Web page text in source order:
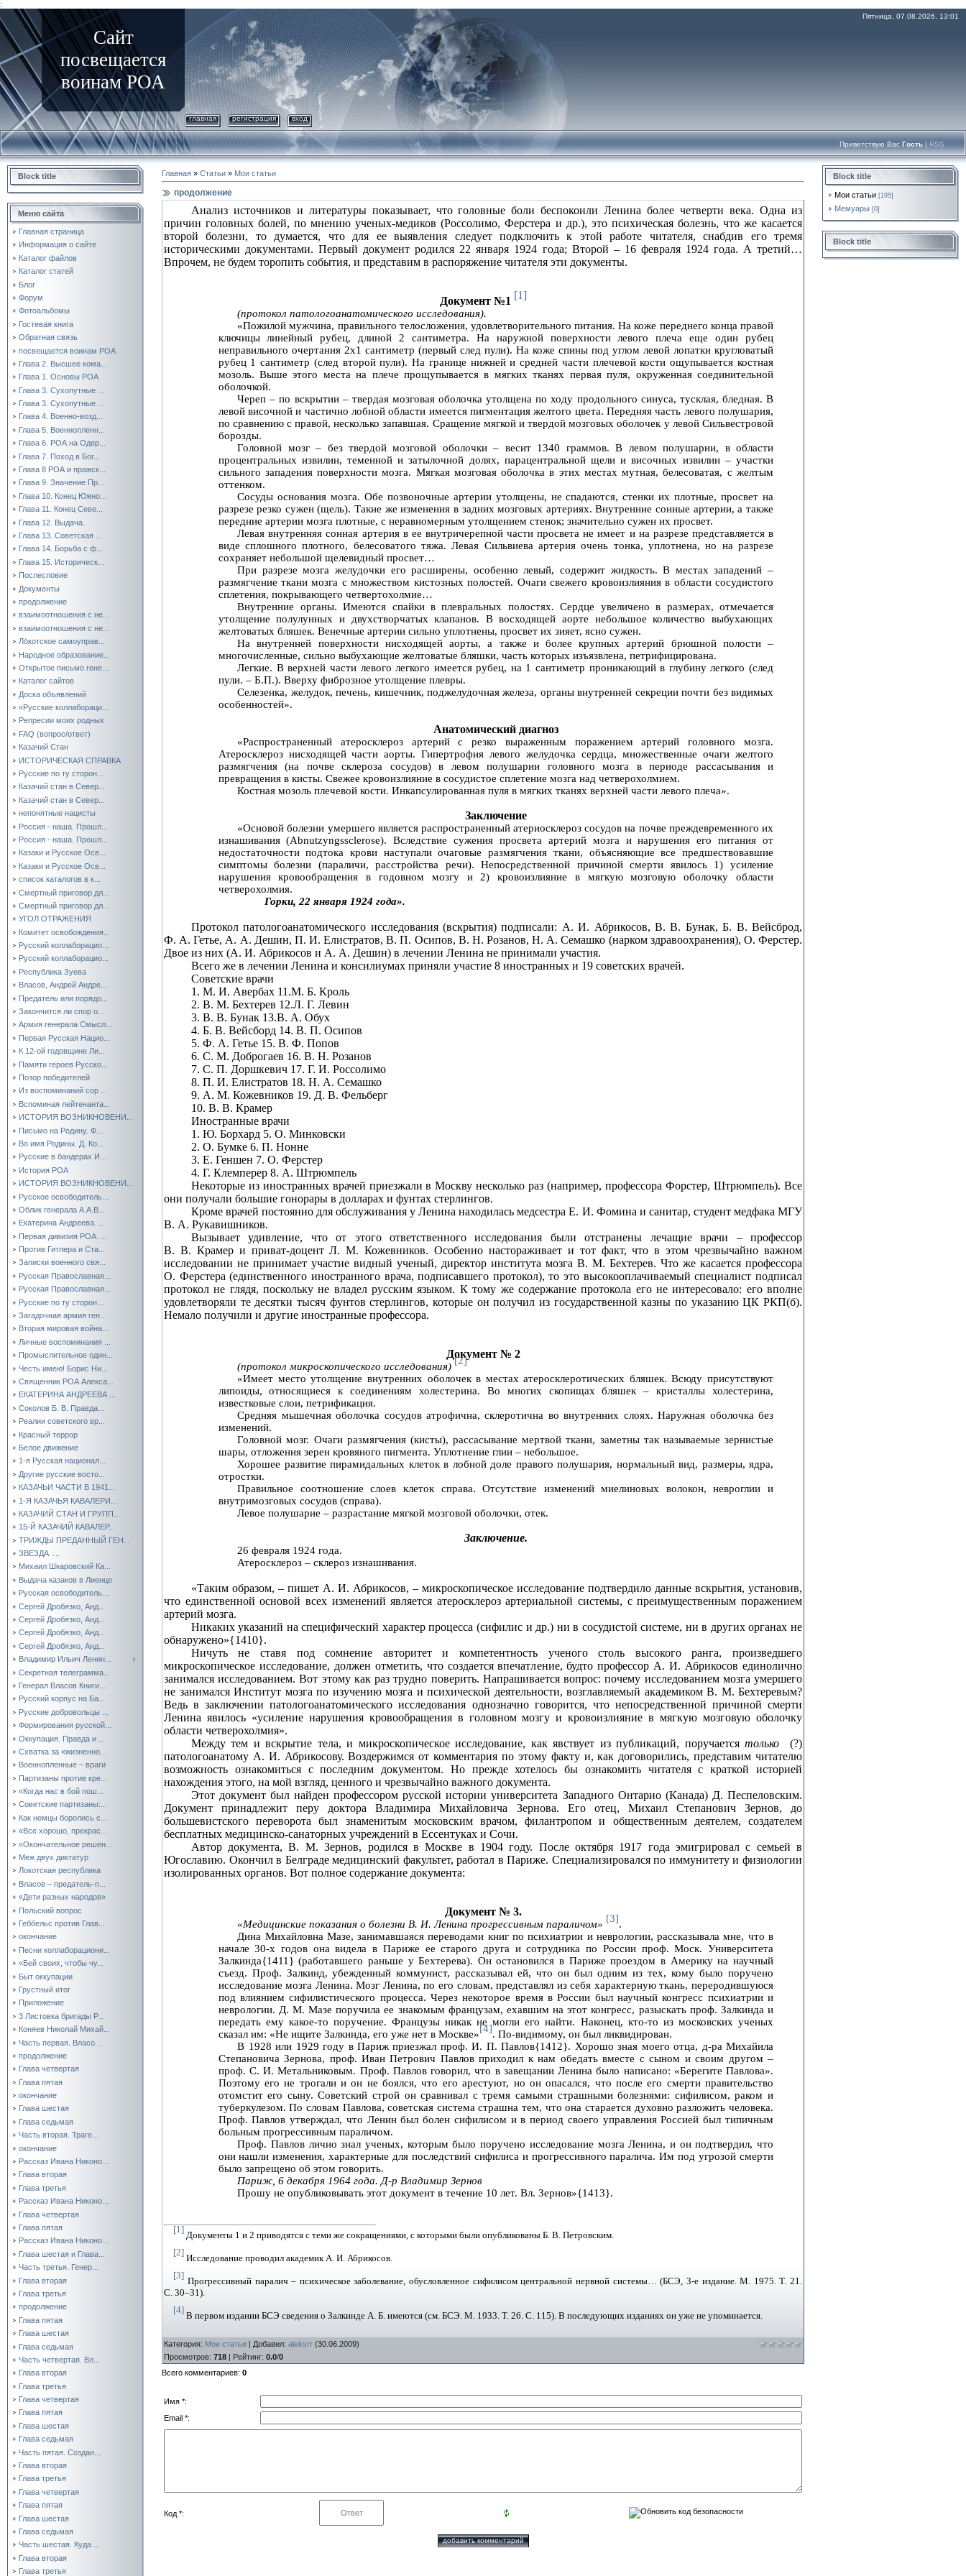
:
Сайт
посвещается
воинам РОА
Пятница, 07.08.2026, 13:01
главная регистрация вход
Приветствую Вас Гость | RSS
Block title
Меню сайта
Главная страница
Информация о сайте
Каталог файлов
Каталог статей
Блог
Форум
Фотоальбомы
Гостевая книга
Обратная связь
посвещается воинам РОА
Глава 2. Высшее кома...
Глава 1. Основы РОА
Глава 3. Сухопутные ...
Глава 3. Сухопутные ...
Глава 4. Военно-возд...
Глава 5. Военнопленн...
Глава 6. РОА на Одер...
Глава 7. Поход в Бог...
Глава 8 РОА и пражск...
Глава 9. Значение Пр...
Глава 10. Конец Южно...
Глава 11. Конец Севе...
Глава 12. Выдача.
Глава 13. Советская ...
Глава 14. Борьба с ф...
Глава 15. Историческ...
Послесловие
Документы
продолжение
взаимоотношения с не...
взаимоотношения с не...
Ло́котское самоуправ...
Народное образование...
Открытое письмо гене...
Каталог сайтов
Доска объявлений
«Русские коллабораци...
Репресии моих родных
FAQ (вопрос/ответ)
Казачий Стан
ИСТОРИЧЕСКАЯ СПРАВКА
Русские по ту сторон...
Казачий стан в Север...
Казачий стан в Север...
непонятные нацисты
Россия - наша. Прошл...
Россия - наша. Прошл...
Казаки и Русское Осв...
Казаки и Русское Осв...
список каталогов в к...
Смертный приговор дл...
Смертный приговор дл...
УГОЛ ОТРАЖЕНИЯ
Комитет освобождения...
Русский коллаборацио...
Русский коллаборацио...
Республика Зуева
Власов, Андрей Андре...
Предатель или порядо...
Закончится ли спор о...
Армия генерала Смысл...
Первая Русская Нацио...
К 12-ой годовщине Ли...
Памяти героев Русско...
Позор победителей
Из воспоминаний сор ...
Вспоминая лейтенанта...
ИСТОРИЯ ВОЗНИКНОВЕНИ...
Письмо на Родину. Ф....
Во имя Родины. Д. Ко...
Русские в бандерах И...
История РОА
ИСТОРИЯ ВОЗНИКНОВЕНИ...
Русское освободитель...
Облик генерала А.А.В...
Екатерина Андреева. ...
Первая дивизия РОА. ...
Против Гитлера и Ста...
Записки военного свя...
Русская Православная...
Русская Православная...
Русские по ту сторон...
Загадочная армия ген...
Вторая мировая война...
Личные воспоминания ...
Промыслительное один...
Честь имею! Борис Ни...
Священник РОА Алекса...
ЕКАТЕРИНА АНДРЕЕВА ...
Соколов Б. В. Правда...
Реалии советского вр...
Красный террор
Белое движение
1-я Русская национал...
Другие русские восто...
КАЗАЧЬИ ЧАСТИ В 1941...
1-Я КАЗАЧЬЯ КАВАЛЕРИ...
КАЗАЧИЙ СТАН И ГРУПП...
15-Й КАЗАЧИЙ КАВАЛЕР...
ТРИЖДЫ ПРЕДАННЫЙ ГЕН...
ЗВЕЗДА ....
Михаил Шкаровский Ка...
Выдача казаков в Лиенце
Русская освободитель...
Сергей Дробязко, Анд...
Сергей Дробязко, Анд...
Сергей Дробязко, Анд...
Сергей Дробязко, Анд...
Владимир Ильич Ленин...
Секретная телеграмма...
Генерал Власов Книги...
Русский корпус на Ба...
Русские добровольцы ...
Формирования русской...
Оккупация. Правда и ...
Схватка за «жизненно...
Военнопленные – враги
Партизаны против кре...
«Когда нас в бой пош...
Советские партизаны:...
Как немцы боролись с...
«Все хорошо, прекрас...
«Окончательное решен...
Меж двух диктатур
Локотская республика
Власов – предатель-п...
«Дети разных народов»
Польский вопрос
Геббельс против Глав...
окончание
Песни коллаборациони...
«Бей своих, чтобы чу...
Быт оккупации
Грустный итог
Приложение
3 Листовка бригады Р...
Коняев Николай Михай...
Часть первая. Власо...
продолжение
Глава четвертая
Глава пятая
окончание
Глава шестая
Глава седьмая
Часть вторая. Траге...
окончание
Рассказ Ивана Никоно...
Глава вторая
Глава третья
Рассказ Ивана Никоно...
Глава четвертая
Глава пятая
Рассказ Ивана Никоно...
Глава шестая и Глава...
Часть третья. Генер...
Глава вторая
Глава третья
продолжение
Глава пятая
Глава шестая
Глава седьмая
Часть четвертая. Вл...
Глава вторая
Глава третья
Глава четвертая
Глава пятая
Глава шестая
Глава седьмая
Часть пятая. Создан...
Глава вторая
Глава третья
Глава четвертая
Глава пятая
Глава шестая
Глава седьмая
Часть шестая. Куда ...
Глава вторая
Глава третья
Главная » Статьи » Мои статьи
продолжение
Анализ источников и литературы показывает, что головные боли беспокоили Ленина более четверти века. Одна из
причин головных болей, по мнению ученых‑медиков (Россолимо, Ферстера и др.), это психическая болезнь, что же касается
второй болезни, то думается, что для ее выявления следует подключить к этой работе читателя, снабдив его тремя
историческими документами. Первый документ родился 22 января 1924 года; Второй – 16 февраля 1924 года. А третий…
Впрочем, не будем торопить события, и представим в распоряжение читателя эти документы.
Документ №1 [1]
(протокол патологоанатомического исследования).
«Пожилой мужчина, правильного телосложения, удовлетворительного питания. На коже переднего конца правой
ключицы линейный рубец, длиной 2 сантиметра. На наружной поверхности левого плеча еще один рубец
неправильного очертания 2х1 сантиметр (первый след пули). На коже спины под углом левой лопатки кругловатый
рубец 1 сантиметр (след второй пули). На границе нижней и средней части плечевой кости ощупывается костная
мозоль. Выше этого места на плече прощупывается в мягких тканях первая пуля, окруженная соединительной
оболочкой.
Череп – по вскрытии – твердая мозговая оболочка утолщена по ходу продольного синуса, тусклая, бледная. В
левой височной и частично лобной области имеется пигментация желтого цвета. Передняя часть левого полушария,
по сравнению с правой, несколько запавшая. Сращение мягкой и твердой мозговых оболочек у левой Сильвестровой
борозды.
Головной мозг – без твердой мозговой оболочки – весит 1340 граммов. В левом полушарии, в области
процентральных извилин, теменной и затылочной долях, парацентральной щели и височных извилин – участки
сильного западения поверхности мозга. Мягкая мозговая оболочка в этих местах мутная, белесоватая, с желтым
оттенком.
Сосуды основания мозга. Обе позвоночные артерии утолщены, не спадаются, стенки их плотные, просвет на
разрезе резко сужен (щель). Такие же изменения в задних мозговых артериях. Внутренние сонные артерии, а также
передние артерии мозга плотные, с неравномерным утолщением стенок; значительно сужен их просвет.
Левая внутренняя сонная артерия в ее внутричерепной части просвета не имеет и на разрезе представляется в
виде сплошного плотного, белесоватого тяжа. Левая Сильвиева артерия очень тонка, уплотнена, но на разрезе
сохраняет небольшой щелевидный просвет…
При разрезе мозга желудочки его расширены, особенно левый, содержит жидкость. В местах западений –
размягчение ткани мозга с множеством кистозных полостей. Очаги свежего кровоизлияния в области сосудистого
сплетения, покрывающего четвертохолмие…
Внутренние органы. Имеются спайки в плевральных полостях. Сердце увеличено в размерах, отмечается
утолщение полулунных и двухстворчатых клапанов. В восходящей аорте небольшое количество выбухающих
желтоватых бляшек. Венечные артерии сильно уплотнены, просвет их зияет, ясно сужен.
На внутренней поверхности нисходящей аорты, а также и более крупных артерий брюшной полости –
многочисленные, сильно выбухающие желтоватые бляшки, часть которых изъязвлена, петрифицирована.
Легкие. В верхней части левого легкого имеется рубец, на 1 сантиметр проникающий в глубину легкого (след
пули. – Б.П.). Вверху фиброзное утолщение плевры.
Селезенка, желудок, печень, кишечник, поджелудочная железа, органы внутренней секреции почти без видимых
особенностей».
Анатомический диагноз
«Распространенный атеросклероз артерий с резко выраженным поражением артерий головного мозга.
Атеросклероз нисходящей части аорты. Гипертрофия левого желудочка сердца, множественные очаги желтого
размягчения (на почве склероза сосудов) в левом полушарии головного мозга в периоде рассасывания и
превращения в кисты. Свежее кровоизлияние в сосудистое сплетение мозга над четверохолмием.
Костная мозоль плечевой кости. Инкапсулированная пуля в мягких тканях верхней части левого плеча».
Заключение
«Основой болезни умершего является распространенный атериосклероз сосудов на почве преждевременного их
изнашивания (Abnutzyngssclerose). Вследствие сужения просвета артерий мозга и нарушения его питания от
недостаточности подтока крови наступали очаговые размягчения ткани, объясняющие все предшествовавшие
симптомы болезни (параличи, расстройства речи). Непосредственной причиной смерти явилось 1) усиление
нарушения кровообращения в годовном мозгу и 2) кровоизлияние в мягкую мозговую оболочку области
четверохолмия.
Горки, 22 января 1924 года».
Протокол патологоанатомического исследования (вскрытия) подписали: А. И. Абрикосов, В. В. Бунак, Б. В. Вейсброд,
Ф. А. Гетье, А. А. Дешин, П. И. Елистратов, В. П. Осипов, В. Н. Розанов, Н. А. Семашко (нарком здравоохранения), О. Ферстер.
Двое из них (А. И. Абрикосов и А. А. Дешин) в лечении Ленина не принимали участия.
Всего же в лечении Ленина и консилиумах приняли участие 8 иностранных и 19 советских врачей.
Советские врачи
1. М. И. Авербах 11.М. Б. Кроль
2. В. М. Бехтерев 12.Л. Г. Левин
3. В. В. Бунак 13.B. A. Обух
4. Б. В. Вейсборд 14. В. П. Осипов
5. Ф. А. Гетье 15. В. Ф. Попов
6. С. М. Доброгаев 16. В. Н. Розанов
7. С. П. Доршкевич 17. Г. И. Россолимо
8. П. И. Елистратов 18. Н. А. Семашко
9. А. М. Кожевников 19. Д. В. Фельберг
10. В. В. Крамер
Иностранные врачи
1. Ю. Борхард 5. О. Минковски
2. О. Бумке 6. П. Нонне
3. Е. Геншен 7. О. Ферстер
4. Г. Клемперер 8. А. Штрюмпель
Некоторые из иностранных врачей приезжали в Москву несколько раз (например, профессора Форстер, Штрюмпель). Все
они получали большие гонорары в долларах и фунтах стерлингов.
Кроме врачей постоянно для обслуживания у Ленина находилась медсестра Е. И. Фомина и санитар, студент медфака МГУ
В. А. Рукавишников.
Вызывает удивление, что от этого ответственного исследования были отстранены лечащие врачи – профессор
В. В. Крамер и приват‑доцент Л. М. Кожевников. Особенно настораживает и тот факт, что в этом чрезвычайно важном
исследовании не принимает участие видный ученый, директор института мозга В. М. Бехтерев. Что же касается профессора
О. Ферстера (единственного иностранного врача, подписавшего протокол), то это высокооплачиваемый специалист подписал
протокол не глядя, поскольку не владел русским языком. К тому же содержание протокола его не интересовало: его вполне
удовлетворяли те десятки тысяч фунтов стерлингов, которые он получил из государственной казны по указанию ЦК РКП(б).
Немало получили и другие иностранные профессора.
Документ № 2
(протокол микроскопического исследования) [2]
«Имеет место утолщение внутренних оболочек в местах атеросклеротических бляшек. Всюду присутствуют
липоиды, относящиеся к соединениям холестерина. Во многих скопищах бляшек – кристаллы холестерина,
известковые слои, петрификация.
Средняя мышечная оболочка сосудов атрофична, склеротична во внутренних слоях. Наружная оболочка без
изменений.
Головной мозг. Очаги размягчения (кисты), рассасывание мертвой ткани, заметны так называемые зернистые
шары, отложения зерен кровяного пигмента. Уплотнение глии – небольшое.
Хорошее развитие пирамидальных клеток в лобной доле правого полушария, нормальный вид, размеры, ядра,
отростки.
Правильное соотношение слоев клеток справа. Отсутствие изменений миелиновых волокон, невроглии и
внутримозговых сосудов (справа).
Левое полушарие – разрастание мягкой мозговой оболочки, отек.
Заключение.
26 февраля 1924 года.
Атеросклероз – склероз изнашивания.
«Таким образом, – пишет А. И. Абрикосов, – микроскопическое исследование подтвердило данные вскрытия, установив,
что единственной основой всех изменений является атеросклероз артериальной системы, с преимущественным поражением
артерий мозга.
Никаких указаний на специфический характер процесса (сифилис и др.) ни в сосудистой системе, ни в других органах не
обнаружено»{1410}.
Ничуть не ставя под сомнение авторитет и компетентность ученого столь высокого ранга, произведшего
микроскопическое исследование, должен отметить, что создается впечатление, будто профессор А. И. Абрикосов единолично
занимался исследованием. Вот этому как раз трудно поверить. Напрашивается вопрос: почему исследованием мозга умершего
не занимался Институт мозга по изучению мозга и психической деятельности, возглавляемый академиком В. М. Бехтеревым?
Ведь в заключении патологоанатомического исследования однозначно говорится, что непосредственной причиной смерти
Ленина явилось «усиление нарушения кровообращения в головном мозгу и кровоизлияние в мягкую мозговую оболочку
области четверохолмия».
Между тем и вскрытие тела, и микроскопическое исследование, как явствует из публикаций, поручаетсятолько
(?)
патологоанатому А. И. Абрикосову. Воздержимся от комментария по этому факту и, как договорились, представим читателю
возможность ознакомиться с последним документом. Но прежде хотелось бы ознакомить читателя с краткой историей
нахождения этого, на мой взгляд, ценного и чрезвычайно важного документа.
Этот документ был найден профессором русской истории университета Западного Онтарио (Канада) Д. Песпеловским.
Документ принадлежит перу доктора Владимира Михайловича Зернова. Его отец, Михаил Степанович Зернов, до
большевистского переворота был знаменитым московским врачом, филантропом и общественным деятелем, создателем
бесплатных медицинско‑санаторных учреждений в Ессентуках и Сочи.
Автор документа, В. М. Зернов, родился в Москве в 1904 году. После октября 1917 года эмигрировал с семьей в
Югославию. Окончил в Белграде медицинский факультет, работал в Париже. Специализировался по иммунитету и физиологии
изолированных органов. Вот полное содержание документа:
Документ № 3.
«Медицинские показания о болезни В. И. Ленина прогрессивным параличом» [3].
Дина Михайловна Мазе, занимавшаяся переводами книг по психиатрии и неврологии, рассказывала мне, что в
начале 30‑х годов она видела в Париже ее старого друга и сотрудника по России проф. Моск. Университета
Залкинда{1411} (работавшего раньше у Бехтерева). Он остановился в Париже проездом в Америку на научный
съезд. Проф. Залкинд, убежденный коммунист, рассказывал ей, что он был одним из тех, кому было поручено
исследование мозга Ленина. Мозг Ленина, по его словам, представлял из себя характерную ткань, переродившуюся
под влиянием сифилистического процесса. Через некоторое время в России был научный конгресс психиатрии и
неврологии. Д. М. Мазе поручила ее знакомым французам, ехавшим на этот конгресс, разыскать проф. Залкинда и
передать ему какое‑то поручение. Французы никак не могли его найти. Наконец, кто‑то из московских ученых
сказал им: «Не ищите Залкинда, его уже нет в Москве»[4]. По‑видимому, он был ликвидирован.
В 1928 или 1929 году в Париж приезжал проф. И. П. Павлов{1412}. Хорошо зная моего отца, д‑ра Михайила
Степановича Зернова, проф. Иван Петрович Павлов приходил к нам обедать вместе с сыном и своим другом –
проф. С. И. Метальниковым. Проф. Павлов говорил, что в завещании Ленина было написано: «Берегите Павлова».
Поэтому его не трогали и он не боялся, что его арестуют, но он опасался, что после его смерти правительство
отомстит его сыну. Советский строй он сравнивал с тремя самыми страшными болезнями: сифилисом, раком и
туберкулезом. По словам Павлова, советская система страшна тем, что она старается духовно разложить человека.
Проф. Павлов утверждал, что Ленин был болен сифилисом и в период своего управления Россией был типичным
больным прогрессивным параличом.
Проф. Павлов лично знал ученых, которым было поручено исследование мозга Ленина, и он подтвердил, что
они нашли изменения, характерные для последствий сифилиса и прогрессивного паралича. Им под угрозой смерти
было запрещено об этом говорить.
Париж, 6 декабря 1964 года. Д‑р Владимир Зернов
Прошу не опубликовывать этот документ в течение 10 лет. Вл. Зернов»{1413}.
[1]
Документы 1 и 2 приводятся с теми же сокращениями, с которыми были опубликованы Б. В. Петровским.
[2]
Исследование проводил академик А. И. Абрикосов.
[3]
Прогрессивный паралич – психическое заболевание, обусловленное сифилисом центральной нервной системы… (БСЭ, 3‑е издание. М. 1975. Т. 21.
С. 30–31).
[4]
В первом издании БСЭ сведения о Залкинде А. Б. имеются (см. БСЭ. М. 1933. Т. 26. С. 115). В последующих изданиях он уже не упоминается.
Категория: Мои статьи | Добавил: aleksrr (30.06.2009)
Просмотров: 718 | Рейтинг: 0.0/0
Всего комментариев: 0
Имя *:
Email *:
Код *:
Block title
Мои статьи [195]
Мемуары [0]
Block title